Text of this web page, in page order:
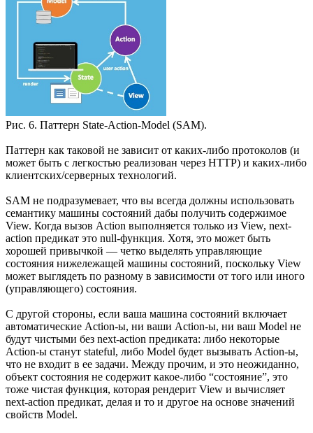
Рис. 6. Паттерн State-Action-Model (SAM).
Паттерн как таковой не зависит от каких-либо протоколов (и
может быть с легкостью реализован через HTTP) и каких-либо
клиентских/серверных технологий.
SAM не подразумевает, что вы всегда должны использовать
семантику машины состояний дабы получить содержимое
View. Когда вызов Action выполняется только из View, next-
action предикат это null-функция. Хотя, это может быть
хорошей привычкой — четко выделять управляющие
состояния нижележащей машины состояний, поскольку View
может выглядеть по разному в зависимости от того или иного
(управляющего) состояния.
С другой стороны, если ваша машина состояний включает
автоматические Action-ы, ни ваши Action-ы, ни ваш Model не
будут чистыми без next-action предиката: либо некоторые
Action-ы станут stateful, либо Model будет вызывать Action-ы,
что не входит в ее задачи. Между прочим, и это неожиданно,
объект состояния не содержит какое-либо “состояние”, это
тоже чистая функция, которая рендерит View и вычисляет
next-action предикат, делая и то и другое на основе значений
свойств Model.